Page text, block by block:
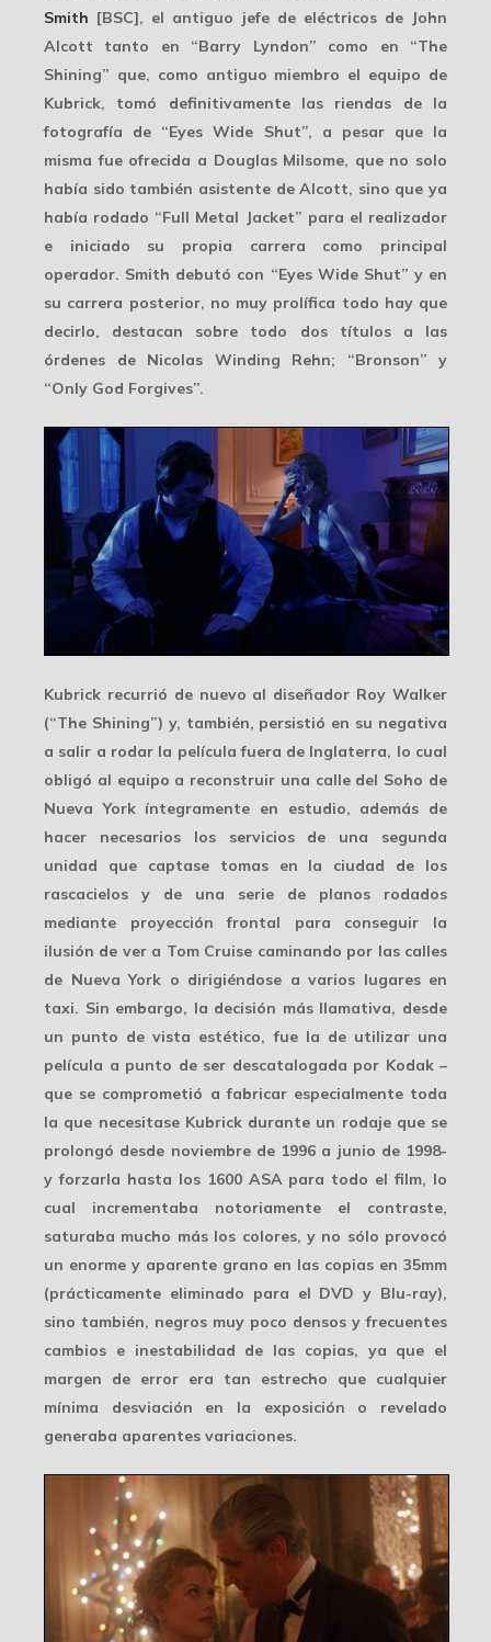
Smith [BSC], el antiguo jefe de eléctricos de John
Alcott tanto en “Barry Lyndon” como en “The
Shining” que, como antiguo miembro el equipo de
Kubrick, tomó definitivamente las riendas de la
fotografía de “Eyes Wide Shut”, a pesar que la
misma fue ofrecida a Douglas Milsome, que no solo
había sido también asistente de Alcott, sino que ya
había rodado “Full Metal Jacket” para el realizador
e iniciado su propia carrera como principal
operador. Smith debutó con “Eyes Wide Shut” y en
su carrera posterior, no muy prolífica todo hay que
decirlo, destacan sobre todo dos títulos a las
órdenes de Nicolas Winding Rehn; “Bronson” y
“Only God Forgives”.
Kubrick recurrió de nuevo al diseñador Roy Walker
(“The Shining”) y, también, persistió en su negativa
a salir a rodar la película fuera de Inglaterra, lo cual
obligó al equipo a reconstruir una calle del Soho de
Nueva York íntegramente en estudio, además de
hacer necesarios los servicios de una segunda
unidad que captase tomas en la ciudad de los
rascacielos y de una serie de planos rodados
mediante proyección frontal para conseguir la
ilusión de ver a Tom Cruise caminando por las calles
de Nueva York o dirigiéndose a varios lugares en
taxi. Sin embargo, la decisión más llamativa, desde
un punto de vista estético, fue la de utilizar una
película a punto de ser descatalogada por Kodak –
que se comprometió a fabricar especialmente toda
la que necesitase Kubrick durante un rodaje que se
prolongó desde noviembre de 1996 a junio de 1998-
y forzarla hasta los 1600 ASA para todo el film, lo
cual incrementaba notoriamente el contraste,
saturaba mucho más los colores, y no sólo provocó
un enorme y aparente grano en las copias en 35mm
(prácticamente eliminado para el DVD y Blu-ray),
sino también, negros muy poco densos y frecuentes
cambios e inestabilidad de las copias, ya que el
margen de error era tan estrecho que cualquier
mínima desviación en la exposición o revelado
generaba aparentes variaciones.